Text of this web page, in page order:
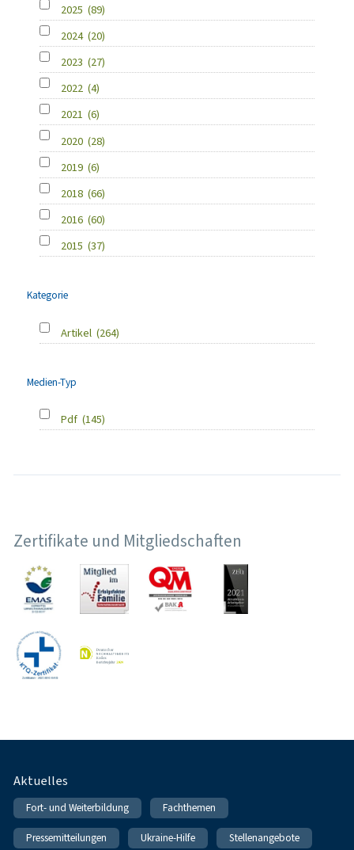
2025 (89)
2024 (20)
2023 (27)
2022 (4)
2021 (6)
2020 (28)
2019 (6)
2018 (66)
2016 (60)
2015 (37)
Kategorie
Artikel (264)
Medien-Typ
Pdf (145)
Zertifikate und Mitgliedschaften
Fußnavigation
Aktuelles
Fort- und Weiterbildung Fachthemen
Pressemitteilungen Ukraine-Hilfe Stellenangebote